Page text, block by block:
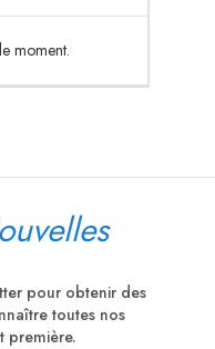
moment.
pour obtenir des
toutes nos
première.